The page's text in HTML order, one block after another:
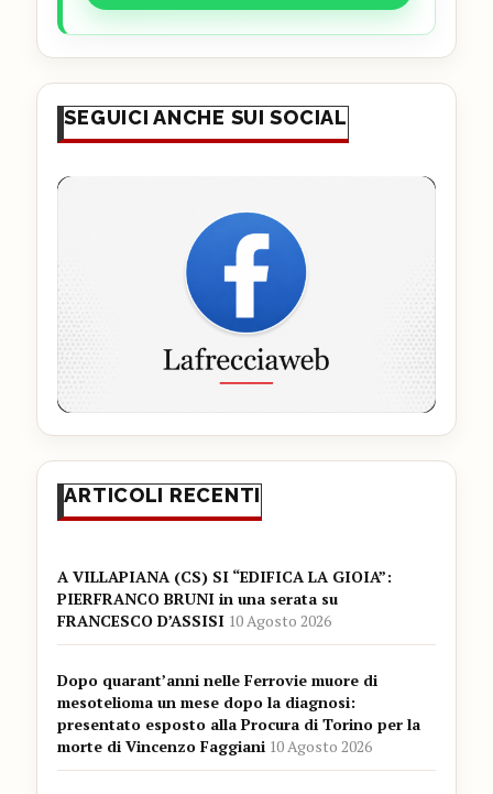
SEGUICI ANCHE SUI SOCIAL
ARTICOLI RECENTI
A VILLAPIANA (CS) SI “EDIFICA LA GIOIA”:
PIERFRANCO BRUNI in una serata su
FRANCESCO D’ASSISI 10 Agosto 2026
Dopo quarant’anni nelle Ferrovie muore di
mesotelioma un mese dopo la diagnosi:
presentato esposto alla Procura di Torino per la
morte di Vincenzo Faggiani 10 Agosto 2026